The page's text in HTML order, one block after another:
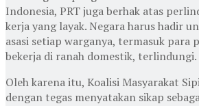
Indonesia, PRT juga berhak atas
kerja yang layak. Negara harus hadir
asasi setiap warganya, termasuk para
bekerja di ranah domestik, terlindungi.
Oleh karena itu, Koalisi Masyarakat
dengan tegas menyatakan sikap